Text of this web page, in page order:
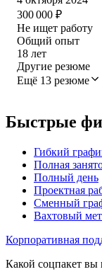
300 000 ₽
Не ищет работу
Общий опыт
18 лет
Другие резюме
Ещё 13 резюме
Быстрые
Гибкий
Полная
Полный день
Проектная
Сменный
Вахтовый
Корпоративная
Какой соцпакет вы